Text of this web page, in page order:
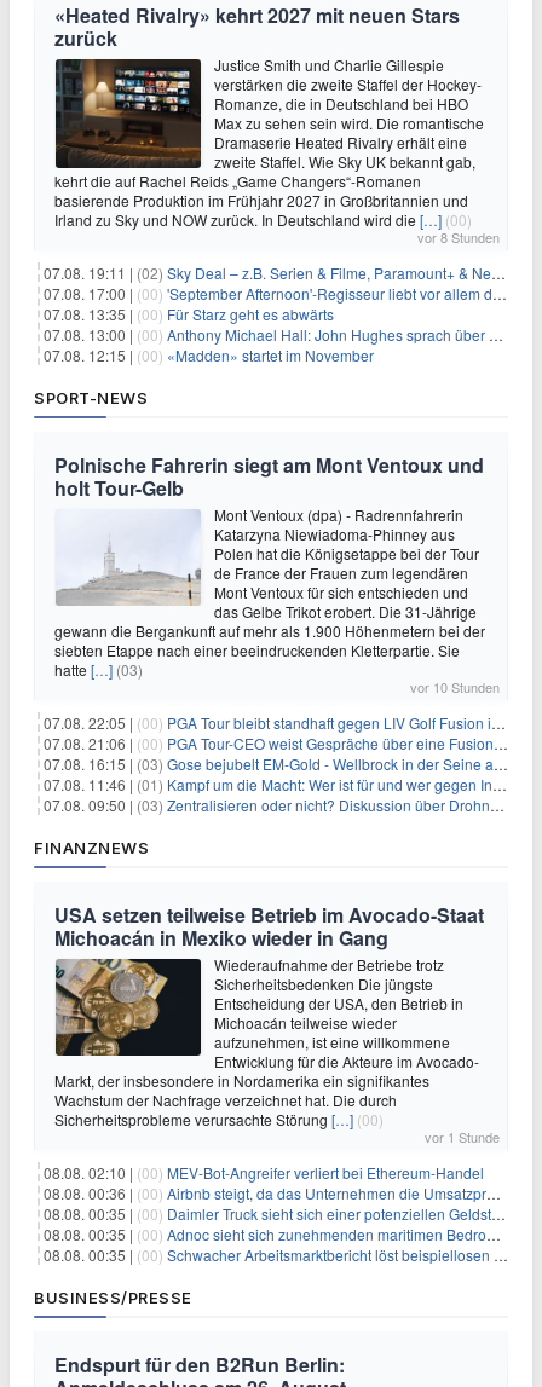
«Heated Rivalry» kehrt 2027 mit neuen Stars
zurück
Justice Smith und Charlie Gillespie
verstärken die zweite Staffel der Hockey-
Romanze, die in Deutschland bei HBO
Max zu sehen sein wird. Die romantische
Dramaserie Heated Rivalry erhält eine
zweite Staffel. Wie Sky UK bekannt gab,
kehrt die auf Rachel Reids „Game Changers“-Romanen
basierende Produktion im Frühjahr 2027 in Großbritannien und
Irland zu Sky und NOW zurück. In Deutschland wird die […] (00)
vor 8 Stunden
07.08. 19:11 | (02) Sky Deal – z.B. Serien & Filme, Paramount+ & Netflix für 19,99€/Monat
07.08. 17:00 | (00) 'September Afternoon'-Regisseur liebt vor allem die 'Banalität' in seinen Filmen
07.08. 13:35 | (00) Für Starz geht es abwärts
07.08. 13:00 | (00) Anthony Michael Hall: John Hughes sprach über eine Fortsetzung von 'The Breakfast Club'
07.08. 12:15 | (00) «Madden» startet im November
SPORT-NEWS
Polnische Fahrerin siegt am Mont Ventoux und
holt Tour-Gelb
Mont Ventoux (dpa) - Radrennfahrerin
Katarzyna Niewiadoma-Phinney aus
Polen hat die Königsetappe bei der Tour
de France der Frauen zum legendären
Mont Ventoux für sich entschieden und
das Gelbe Trikot erobert. Die 31-Jährige
gewann die Bergankunft auf mehr als 1.900 Höhenmetern bei der
siebten Etappe nach einer beeindruckenden Kletterpartie. Sie
hatte […] (03)
vor 10 Stunden
07.08. 22:05 | (00) PGA Tour bleibt standhaft gegen LIV Golf Fusion in einem sich wandelnden Sportumfeld
07.08. 21:06 | (00) PGA Tour-CEO weist Gespräche über eine Fusion mit LIV Golf zurück und bekräftigt die Wettbewerbslandschaft
07.08. 16:15 | (03) Gose bejubelt EM-Gold - Wellbrock in der Seine ausgebremst
07.08. 11:46 | (01) Kampf um die Macht: Wer ist für und wer gegen Infantino?
07.08. 09:50 | (03) Zentralisieren oder nicht? Diskussion über Drohnenabwehr
FINANZNEWS
USA setzen teilweise Betrieb im Avocado-Staat
Michoacán in Mexiko wieder in Gang
Wiederaufnahme der Betriebe trotz
Sicherheitsbedenken Die jüngste
Entscheidung der USA, den Betrieb in
Michoacán teilweise wieder
aufzunehmen, ist eine willkommene
Entwicklung für die Akteure im Avocado-
Markt, der insbesondere in Nordamerika ein signifikantes
Wachstum der Nachfrage verzeichnet hat. Die durch
Sicherheitsprobleme verursachte Störung […] (00)
vor 1 Stunde
08.08. 02:10 | (00) MEV-Bot-Angreifer verliert bei Ethereum-Handel
08.08. 00:36 | (00) Airbnb steigt, da das Unternehmen die Umsatzprognose anhebt und starkes Wachstum signalisiert
08.08. 00:35 | (00) Daimler Truck sieht sich einer potenziellen Geldstrafe von 1 Milliarde Euro aufgrund von EU-Emissionsvorschriften gegenüber
08.08. 00:35 | (00) Adnoc sieht sich zunehmenden maritimen Bedrohungen angesichts regionaler Spannungen gegenüber
08.08. 00:35 | (00) Schwacher Arbeitsmarktbericht löst beispiellosen Börsenanstieg aus
BUSINESS/PRESSE
Endspurt für den B2Run Berlin: